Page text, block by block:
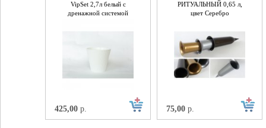
VipSet 2,7л белый с
дренажной системой
425,00 р.
РИТУАЛЬНЫЙ 0,65 л,
цвет Серебро
75,00 р.